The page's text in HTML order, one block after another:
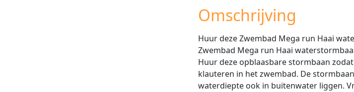
Omschrijving
Huur deze Zwembad Mega run Haai
Zwembad Mega run Haai
Huur deze opblaasbare stormbaan
klauteren in het zwembad. De
waterdiepte ook in buitenwater liggen.